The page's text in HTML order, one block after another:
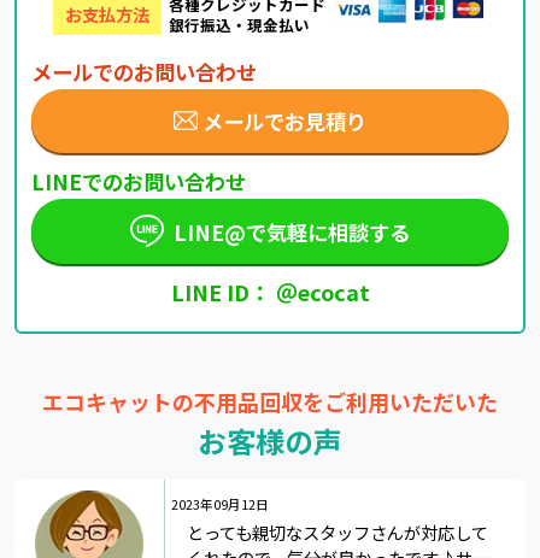
お支払方法
銀行振込・現金払い
メールでのお問い合わせ
メールでお見積り
LINEでのお問い合わせ
LINE@で気軽に相談する
LINE ID： ＠ecocat
エコキャットの不用品回収をご利用いただいた
お客様の声
2023年09月12日
とっても親切なスタッフさんが対応して